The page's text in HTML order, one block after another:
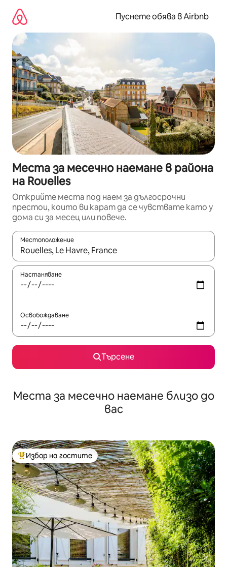
съдържанието
Пуснете обява в Airbnb
Места за месечно наемане в района
на Rouelles
Открийте места под наем за дългосрочни
престои, които ви карат да се чувствате като у
дома си за месец или повече.
Местоположение
Когато резултатите се покажат, използвайте
Настаняване
Освобождаване
Търсене
Места за месечно наемане близо до
вас
Най-популярен избор на гостите
Избор на гостите